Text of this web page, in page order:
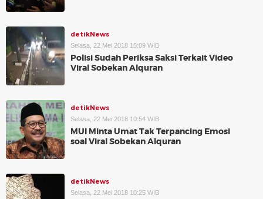
detikNews
Selasa, 22 Mei 2018 15:09 WIB
Polisi Sudah Periksa Saksi Terkait Video
Viral Sobekan Alquran
detikNews
Selasa, 22 Mei 2018 10:54 WIB
MUI Minta Umat Tak Terpancing Emosi
soal Viral Sobekan Alquran
detikNews
Selasa, 22 Mei 2018 10:25 WIB